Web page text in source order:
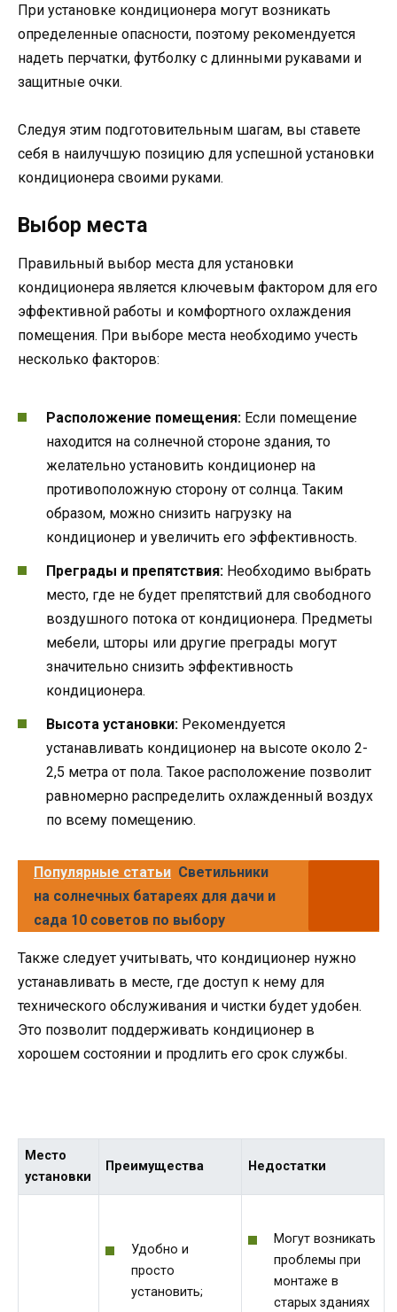
При установке кондиционера могут возникать
определенные опасности, поэтому рекомендуется
надеть перчатки, футболку с длинными рукавами и
защитные очки.
Следуя этим подготовительным шагам, вы ставете
себя в наилучшую позицию для успешной установки
кондиционера своими руками.
Выбор места
Правильный выбор места для установки
кондиционера является ключевым фактором для его
эффективной работы и комфортного охлаждения
помещения. При выборе места необходимо учесть
несколько факторов:
Расположение помещения: Если помещение
находится на солнечной стороне здания, то
желательно установить кондиционер на
противоположную сторону от солнца. Таким
образом, можно снизить нагрузку на
кондиционер и увеличить его эффективность.
Преграды и препятствия: Необходимо выбрать
место, где не будет препятствий для свободного
воздушного потока от кондиционера. Предметы
мебели, шторы или другие преграды могут
значительно снизить эффективность
кондиционера.
Высота установки: Рекомендуется
устанавливать кондиционер на высоте около 2-
2,5 метра от пола. Такое расположение позволит
равномерно распределить охлажденный воздух
по всему помещению.
Популярные статьи Светильники
на солнечных батареях для дачи и
сада 10 советов по выбору
Также следует учитывать, что кондиционер нужно
устанавливать в месте, где доступ к нему для
технического обслуживания и чистки будет удобен.
Это позволит поддерживать кондиционер в
хорошем состоянии и продлить его срок службы.
Место
установки
Преимущества Недостатки
Удобно и
просто
установить;
Могут возникать
проблемы при
монтаже в
старых зданиях